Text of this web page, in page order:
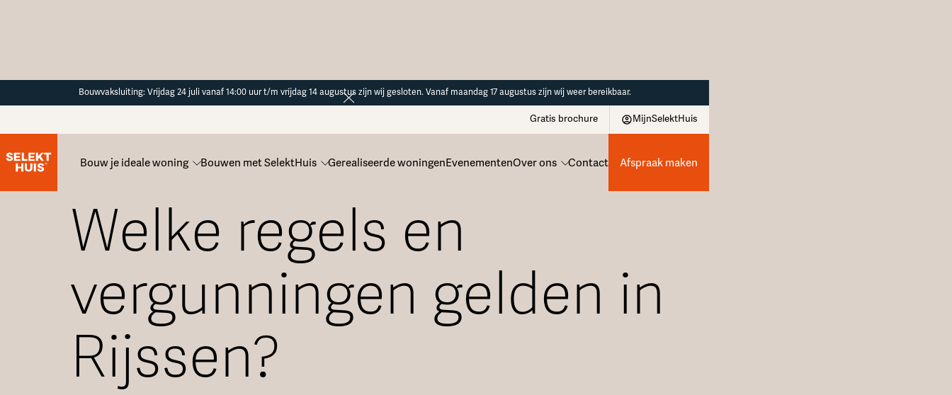
Bouwvaksluiting: Vrijdag 24 juli vanaf 14:00 uur t/m vrijdag 14 augustus zijn wij gesloten. Vanaf maandag 17 augustus zijn wij weer bereikbaar.
Bouw je ideale woning Bouwen met SelektHuis Gerealiseerde woningenEvenementenOver ons Contact
Gratis brochure MijnSelektHuis
Afspraak maken
Welke regels en
vergunningen gelden in
Rijssen?